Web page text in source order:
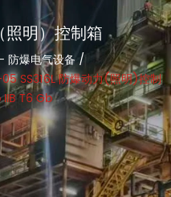
明）控制箱
防爆电气设备 /
SS316L 防爆动力(照明)控制
T6 Gb